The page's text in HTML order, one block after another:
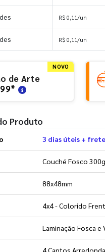
unidades R$ 0,11/un
unidades R$ 0,11/un
NOVO
de Arte
*
Produto
3 dias úteis + frete
Couché Fosco 300g
88x48mm
4x4 - Colorido
Laminação Fosca
4 Cantos